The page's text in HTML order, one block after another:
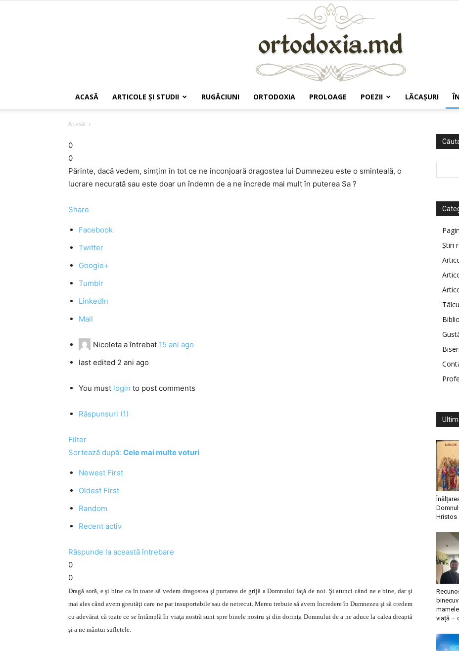
ACASĂ ARTICOLE ŞI STUDII RUGĂCIUNI ORTODOXIA PROLOAGE POEZII LĂCAŞURI
Acasă
0
0
Părinte, dacă vedem, simţim în tot ce ne înconjoară dragostea lui Dumnezeu este o sminteală, o
lucrare necurată sau este doar un îndemn de a ne încrede mai mult în puterea Sa ?
Share
Facebook
Twitter
Google+
Tumblr
LinkedIn
Mail
Nicoleta a întrebat 15 ani ago
last edited 2 ani ago
You must login to post comments
Răspunsuri (1)
Filter
Sortează după: Cele mai multe voturi
Newest First
Oldest First
Random
Recent activ
Răspunde la această întrebare
0
0
Dragă soră, e şi bine ca în toate să vedem dragostea şi purtarea de grijă a Domnului faţă de noi. Şi atunci când ne e bine, dar şi
mai ales când avem greutăţi care ne par insuportabile sau de netrecut. Mereu trebuie să avem încredere în Dumnezeu şi să credem
cu adevărat că toate ce se întâmplă în viaţa nostră sunt spre binele nostru şi din dorinţa Domnului de a ne aduce la calea dreaptă
şi a ne mântui sufletele.
Știri
Hristos
viață –